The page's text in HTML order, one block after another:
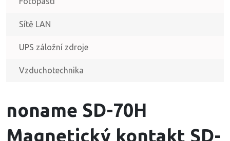
Sítě LAN
UPS záložní zdroje
Vzduchotechnika
noname SD-70H
Magnetický kontakt SD-